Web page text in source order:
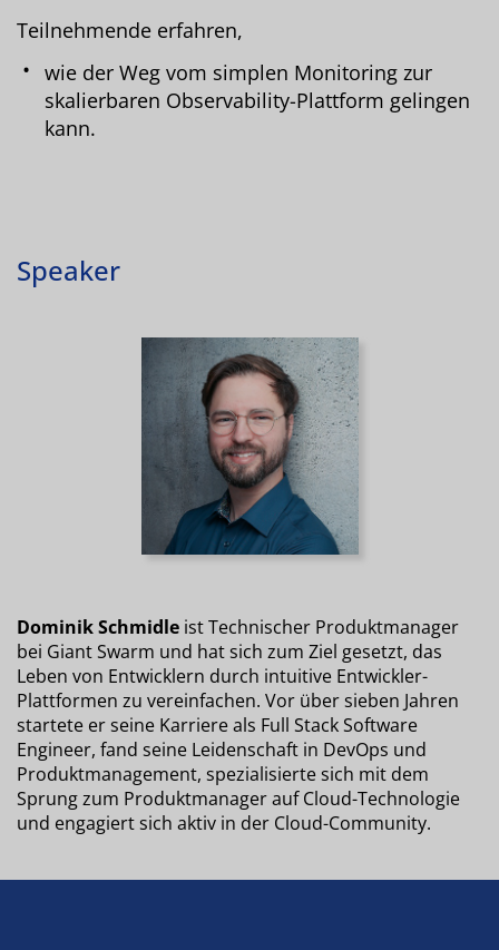
Teilnehmende erfahren,
wie der Weg vom simplen Monitoring zur
skalierbaren Observability-Plattform gelingen
kann.
Speaker
Dominik Schmidle ist Technischer Produktmanager
bei Giant Swarm und hat sich zum Ziel gesetzt, das
Leben von Entwicklern durch intuitive Entwickler-
Plattformen zu vereinfachen. Vor über sieben Jahren
startete er seine Karriere als Full Stack Software
Engineer, fand seine Leidenschaft in DevOps und
Produktmanagement, spezialisierte sich mit dem
Sprung zum Produktmanager auf Cloud-Technologie
und engagiert sich aktiv in der Cloud-Community.